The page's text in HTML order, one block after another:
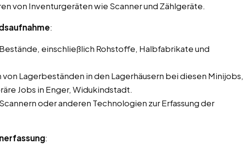
von Inventurgeräten wie Scanner und Zählgeräte.
:
einschließlich Rohstoffe, Halbfabrikate und
Lagerbeständen in den Lagerhäusern bei diesen Minijobs,
Jobs in Enger, Widukindstadt.
oder anderen Technologien zur Erfassung der
: